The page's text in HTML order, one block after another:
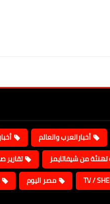
أخبارالعرب والعالم
تهنئة من شيفاتايمز تقارير
مصر اليوم